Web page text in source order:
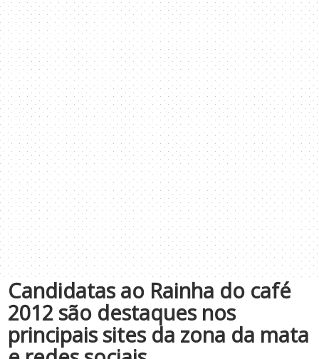
Candidatas ao Rainha do café
2012 são destaques nos
principais sites da zona da mata